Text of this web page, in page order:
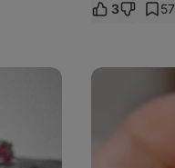
3 57
Batonik